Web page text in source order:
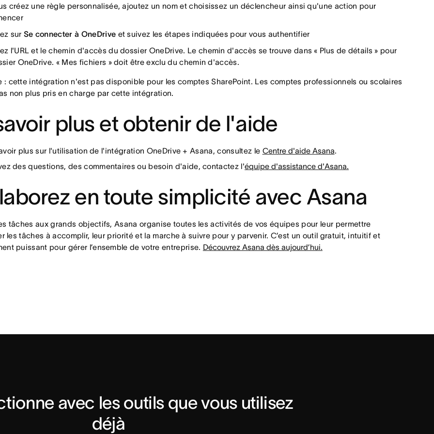
créez une règle personnalisée, ajoutez un nom et choisissez un déclencheur ainsi qu'une action pour
sur Se connecter à OneDrive et suivez les étapes indiquées pour vous authentifier
l'URL et le chemin d'accès du dossier OneDrive. Le chemin d'accès se trouve dans « Plus de détails » pour
OneDrive. « Mes fichiers » doit être exclu du chemin d'accès.
: cette intégration n'est pas disponible pour les comptes SharePoint. Les comptes professionnels ou scolaires
non plus pris en charge par cette intégration.
plus et obtenir de l'aide
plus sur l'utilisation de l'intégration OneDrive + Asana, consultez le Centre d'aide Asana.
des questions, des commentaires ou besoin d'aide, contactez l'équipe d'assistance d'Asana.
en toute simplicité avec Asana
tâches aux grands objectifs, Asana organise toutes les activités de vos équipes pour leur permettre
les tâches à accomplir, leur priorité et la marche à suivre pour y parvenir. C’est un outil gratuit, intuitif et
puissant pour gérer l’ensemble de votre entreprise. Découvrez Asana dès aujourd’hui.
avec les outils que vous utilisez
déjà